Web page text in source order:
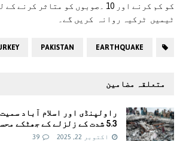
کو کم کرنے اور 10 ۔صوبوں کو متاثر
ٹیمیں ٹرکیہ روانہ کریں گے۔
EARTHQUAKE
PAKISTAN
متعلقہ مضامین
راولپنڈی اور اسلام آباد
5.3 شدت کے زلزلے کے جھٹکے محسوس کیے گئے۔
اکتوبر 22, 2025 39